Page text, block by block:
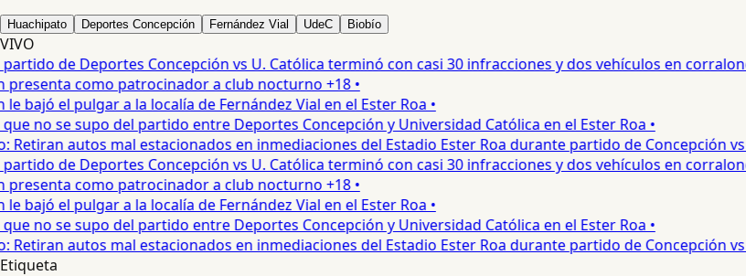
Huachipato Deportes Concepción Fernández Vial UdeC Biobío
VIVO
de Deportes Concepción vs U. Católica terminó con casi 30 infracciones y dos vehículos en corralones
como patrocinador a club nocturno +18 •
bajó el pulgar a la localía de Fernández Vial en el Ester Roa •
no se supo del partido entre Deportes Concepción y Universidad Católica en el Ester Roa •
autos mal estacionados en inmediaciones del Estadio Ester Roa durante partido de Concepción vs
de Deportes Concepción vs U. Católica terminó con casi 30 infracciones y dos vehículos en corralones
como patrocinador a club nocturno +18 •
bajó el pulgar a la localía de Fernández Vial en el Ester Roa •
no se supo del partido entre Deportes Concepción y Universidad Católica en el Ester Roa •
autos mal estacionados en inmediaciones del Estadio Ester Roa durante partido de Concepción vs
Etiqueta